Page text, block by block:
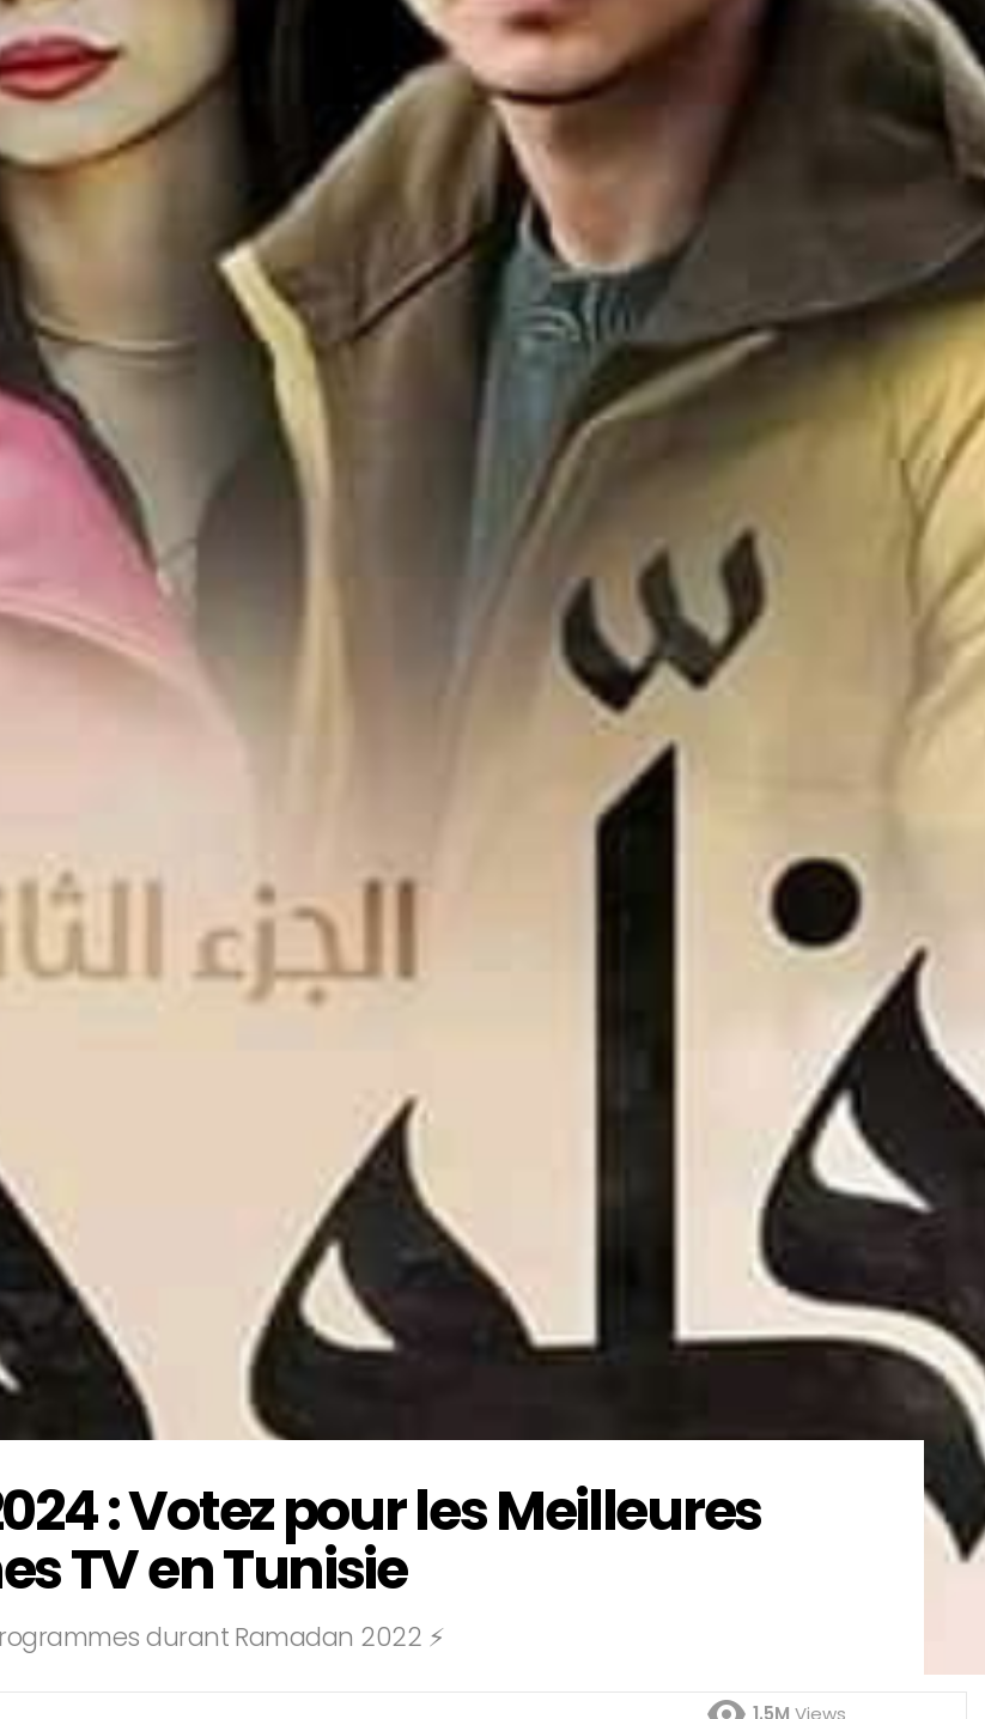
: Votez pour les Meilleures
TV en Tunisie
durant Ramadan 2022 ⚡
1.5M Views